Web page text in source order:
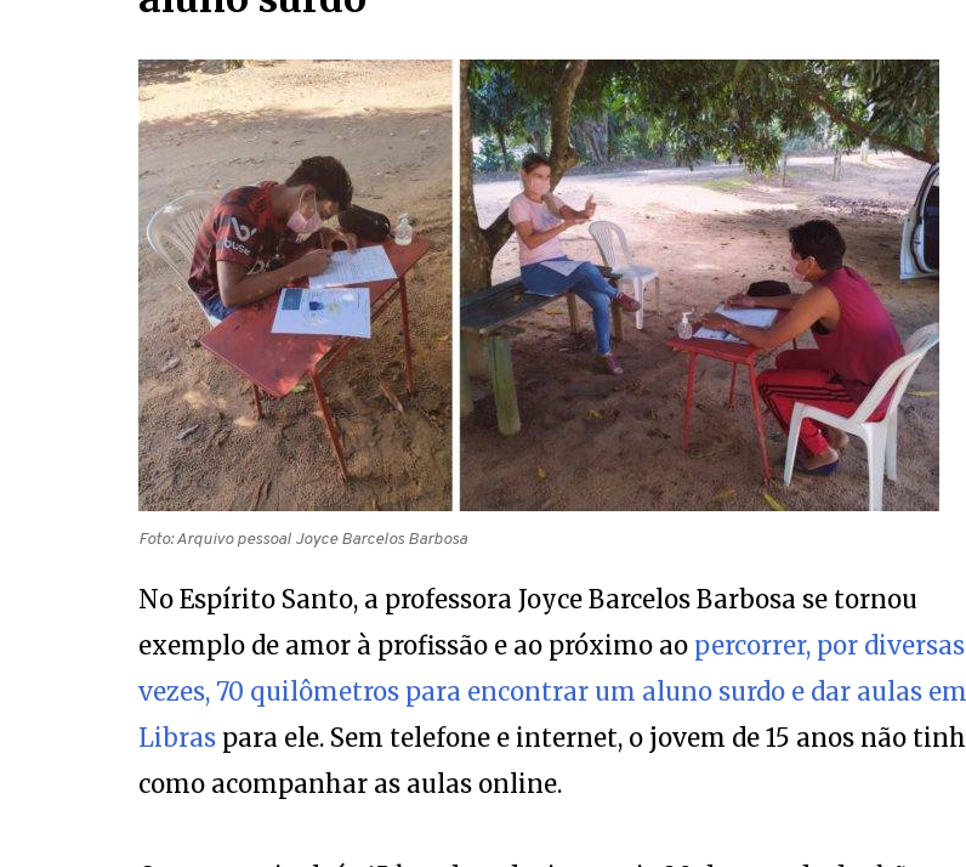
Foto: Arquivo pessoal Joyce Barcelos Barbosa
exemplo de amor à profissão e ao próximo ao
vezes, 70 quilômetros para encontrar um aluno surdo e dar aulas em
Libras
para ele. Sem telefone e internet, o jovem de 15 anos não tinha
como acompanhar as aulas online.